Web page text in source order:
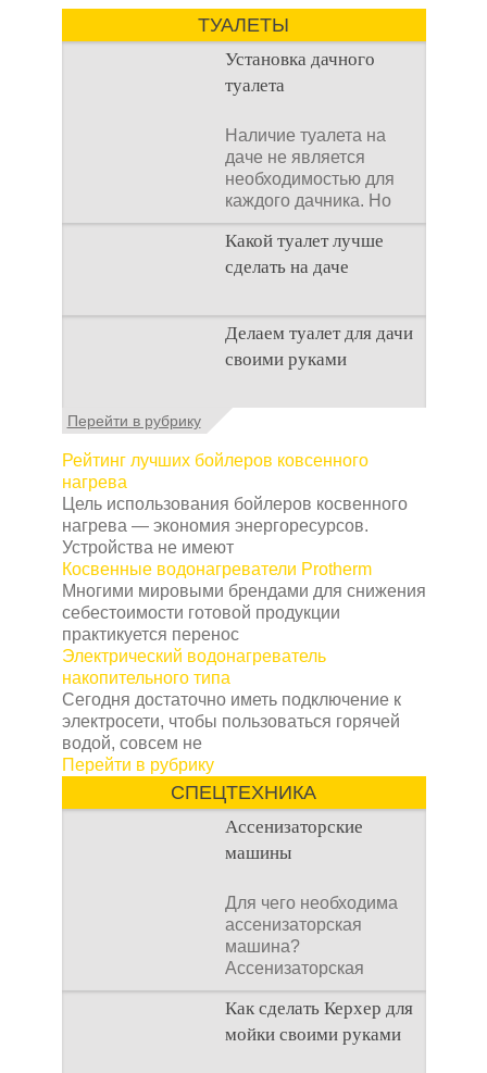
домах и на загородных
ТУАЛЕТЫ
Установка дачного
туалета
Наличие туалета на
даче не является
необходимостью для
каждого дачника. Но
многие люди думают,
что
Какой туалет лучше
сделать на даче
Когда люди долгое
время прибывают на
дачном участке, то им
подстраивать все
Делаем туалет для дачи
своими руками
Туалеты для дачи – это
начинается
благоустройство
дачного участка,
частного
Перейти в рубрику
Рейтинг лучших бойлеров ковсенного
нагрева
Цель использования бойлеров косвенного
нагрева — экономия энергоресурсов.
Устройства не имеют
Косвенные водонагреватели Protherm
Многими мировыми брендами для снижения
себестоимости готовой продукции
практикуется перенос
Электрический водонагреватель
накопительного типа
Сегодня достаточно иметь подключение к
электросети, чтобы пользоваться горячей
водой, совсем не
Перейти в рубрику
СПЕЦТЕХНИКА
Ассенизаторские
машины
Для чего необходима
ассенизаторская
машина?
Ассенизаторская
машина используется
для того, чтобы
Как сделать Керхер для
мойки своими руками